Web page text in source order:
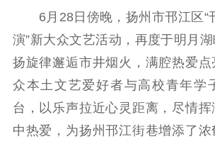
信息公开年度报
告
政策
工作动态
理论武装
理论学习 宣传宣讲
6月28日傍晚，扬州市邗江区“
演”新大众文艺活动，再度于明月
扬旋律邂逅市井烟火，满腔热爱
众本土文艺爱好者与高校青年学
台，以乐声拉近心灵距离，尽情
中热爱，为扬州邗江街巷增添了